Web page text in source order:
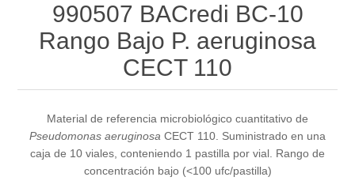
990507 BACredi BC-10
Rango Bajo P. aeruginosa
CECT 110
Material de referencia microbiológico cuantitativo de
Pseudomonas aeruginosa CECT 110. Suministrado en una
caja de 10 viales, conteniendo 1 pastilla por vial. Rango de
concentración bajo (<100 ufc/pastilla)